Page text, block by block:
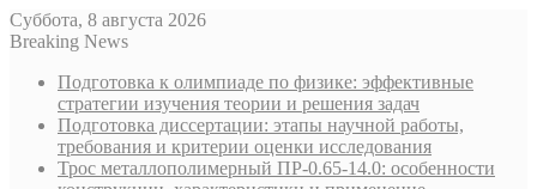
Суббота, 8 августа 2026
Breaking News
Подготовка к олимпиаде по физике: эффективные
стратегии изучения теории и решения задач
Подготовка диссертации: этапы научной работы,
требования и критерии оценки исследования
Трос металлополимерный ПР-0.65-14.0: особенности